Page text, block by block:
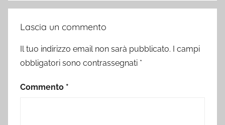
Lascia un commento
Il tuo indirizzo email non sarà pubblicato. I campi
obbligatori sono contrassegnati *
Commento *